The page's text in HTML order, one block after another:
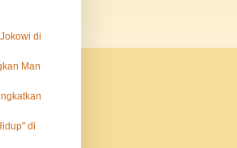
di
Man
di